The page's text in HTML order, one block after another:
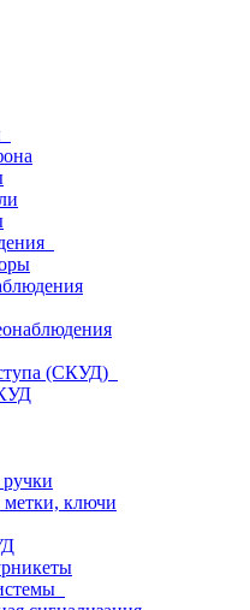
(СКУД)
ключи